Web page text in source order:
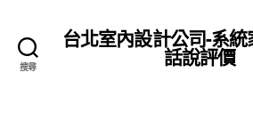
搜尋
台北室內設計公司-系
話說評價